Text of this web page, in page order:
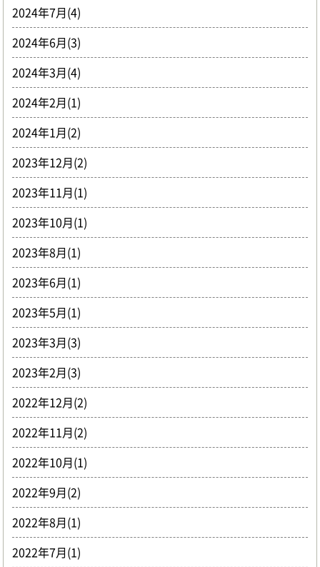
2024年7月(4)
2024年6月(3)
2024年3月(4)
2024年2月(1)
2024年1月(2)
2023年12月(2)
2023年11月(1)
2023年10月(1)
2023年8月(1)
2023年6月(1)
2023年5月(1)
2023年3月(3)
2023年2月(3)
2022年12月(2)
2022年11月(2)
2022年10月(1)
2022年9月(2)
2022年8月(1)
2022年7月(1)